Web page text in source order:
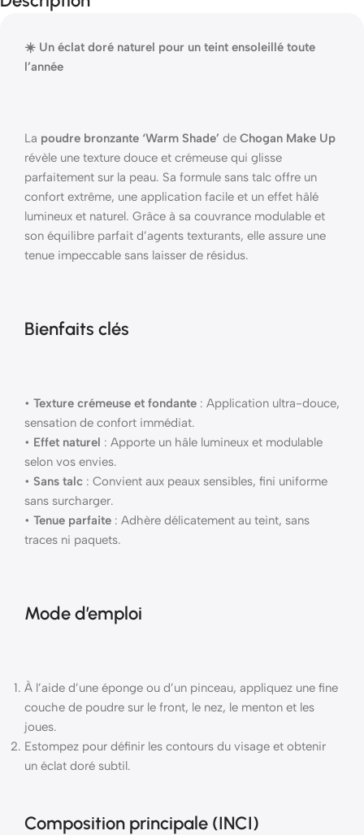
☀️ Un éclat doré naturel pour un teint ensoleillé toute
l’année
La poudre bronzante ‘Warm Shade’ de Chogan Make Up
révèle une texture douce et crémeuse qui glisse
parfaitement sur la peau. Sa formule sans talc offre un
confort extrême, une application facile et un effet hâlé
lumineux et naturel. Grâce à sa couvrance modulable et
son équilibre parfait d’agents texturants, elle assure une
tenue impeccable sans laisser de résidus.
Bienfaits clés
• Texture crémeuse et fondante : Application ultra-douce,
sensation de confort immédiat.
• Effet naturel : Apporte un hâle lumineux et modulable
selon vos envies.
• Sans talc : Convient aux peaux sensibles, fini uniforme
sans surcharger.
• Tenue parfaite : Adhère délicatement au teint, sans
traces ni paquets.
Mode d’emploi
À l’aide d’une éponge ou d’un pinceau, appliquez une fine
couche de poudre sur le front, le nez, le menton et les
joues.
Estompez pour définir les contours du visage et obtenir
un éclat doré subtil.
Composition principale (INCI)